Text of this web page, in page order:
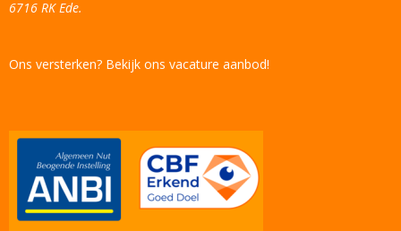
6716 RK Ede.
Ons versterken? Bekijk ons vacature aanbod!